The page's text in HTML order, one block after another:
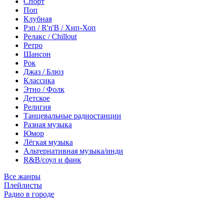
Поп
Клубная
Рэп / R'n'B / Хип-Хоп
Релакс / Chillout
Ретро
Шансон
Рок
Джаз / Блюз
Классика
Этно / Фолк
Детское
Религия
Танцевальные радиостанции
Разная музыка
Юмор
Лёгкая музыка
Альтернативная музыка/инди
R&B/cоул и фанк
Все жанры
Плейлисты
Радио в городе